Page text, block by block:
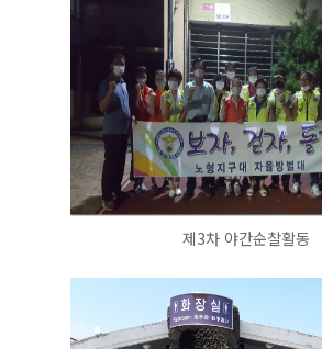
제3차 야간순찰활동